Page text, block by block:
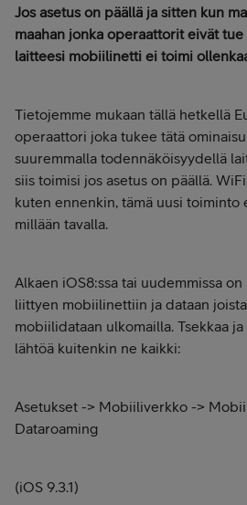
Jos asetus on päällä ja sitten kun
maahan jonka operaattorit eivät
laitteesi mobiilinetti ei toimi
Tietojemme mukaan tällä hetkellä
operaattori joka tukee tätä
suuremmalla todennäköisyydellä
siis toimisi jos asetus on päällä.
kuten ennenkin, tämä uusi toiminto
millään tavalla.
Alkaen iOS8:ssa tai uudemmissa
liittyen mobiilinettiin ja dataan
mobiilidataan ulkomailla. Tsekkaa
lähtöä kuitenkin ne kaikki:
Asetukset -> Mobiiliverkko ->
Dataroaming
(iOS 9.3.1)